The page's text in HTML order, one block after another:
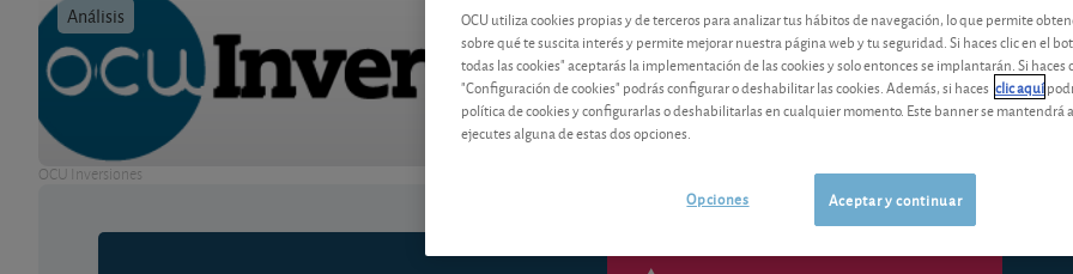
Análisis Tiempo de lectura: 2 min.
OCU Inversiones
Deoleo: fuerte reducción de
Los precios del aceite de oliva en
OCU utiliza cookies propias y de terceros para analizar tus hábitos de navegación, lo que permite
sobre qué te suscita interés y permite mejorar nuestra página web y tu seguridad. Si haces clic en el
todas las cookies" aceptarás la implementación de las cookies y solo entonces se implantarán. Si haces
"Configuración de cookies" podrás configurar o deshabilitar las cookies. Además, si haces clic aquí
política de cookies y configurarlas o deshabilitarlas en cualquier momento. Este banner se mantendrá
ejecutes alguna de estas dos opciones.
Aceptar y continuar
Opciones